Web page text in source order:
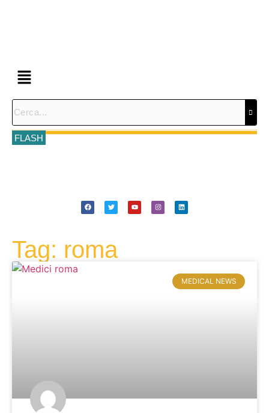
FLASH
Tag: roma
MEDICAL NEWS